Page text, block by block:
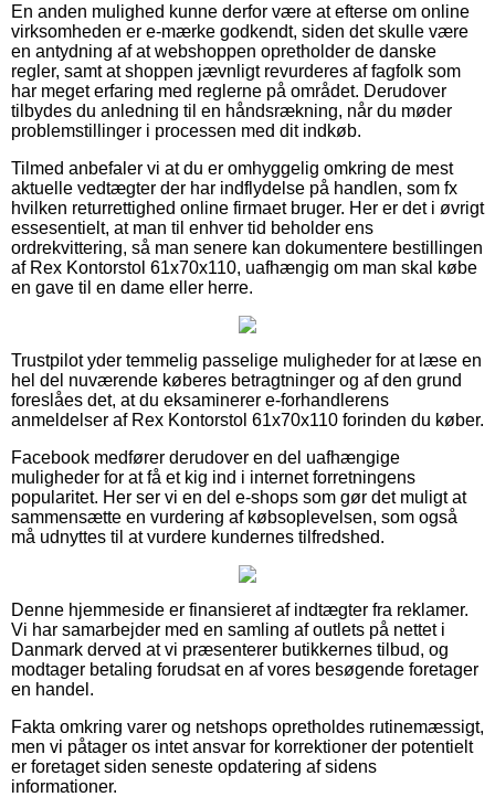
En anden mulighed kunne derfor være at efterse om online
virksomheden er e-mærke godkendt, siden det skulle være
en antydning af at webshoppen opretholder de danske
regler, samt at shoppen jævnligt revurderes af fagfolk som
har meget erfaring med reglerne på området. Derudover
tilbydes du anledning til en håndsrækning, når du møder
problemstillinger i processen med dit indkøb.
Tilmed anbefaler vi at du er omhyggelig omkring de mest
aktuelle vedtægter der har indflydelse på handlen, som fx
hvilken returrettighed online firmaet bruger. Her er det i øvrigt
essesentielt, at man til enhver tid beholder ens
ordrekvittering, så man senere kan dokumentere bestillingen
af Rex Kontorstol 61x70x110, uafhængig om man skal købe
en gave til en dame eller herre.
Trustpilot yder temmelig passelige muligheder for at læse en
hel del nuværende køberes betragtninger og af den grund
foreslåes det, at du eksaminerer e-forhandlerens
anmeldelser af Rex Kontorstol 61x70x110 forinden du køber.
Facebook medfører derudover en del uafhængige
muligheder for at få et kig ind i internet forretningens
popularitet. Her ser vi en del e-shops som gør det muligt at
sammensætte en vurdering af købsoplevelsen, som også
må udnyttes til at vurdere kundernes tilfredshed.
Denne hjemmeside er finansieret af indtægter fra reklamer.
Vi har samarbejder med en samling af outlets på nettet i
Danmark derved at vi præsenterer butikkernes tilbud, og
modtager betaling forudsat en af vores besøgende foretager
en handel.
Fakta omkring varer og netshops opretholdes rutinemæssigt,
men vi påtager os intet ansvar for korrektioner der potentielt
er foretaget siden seneste opdatering af sidens
informationer.